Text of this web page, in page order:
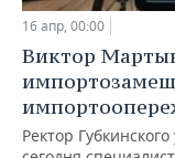
16 апр, 00:00
Виктор
Ректор